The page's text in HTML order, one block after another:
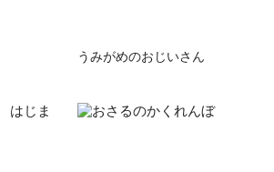
うみがめのおじいさん